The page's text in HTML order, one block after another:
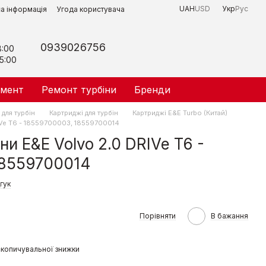
інформація Угода користувача UAHUSD УкрРус
0939026756
Ремонт турбіни Бренди
турбін Картриджі для турбін
Картриджі E&E Turbo (Китай)
T6 - 18559700003, 18559700014
Е&Е Volvo 2.0 DRIVe T6 -
Порівняти В бажання
знижки